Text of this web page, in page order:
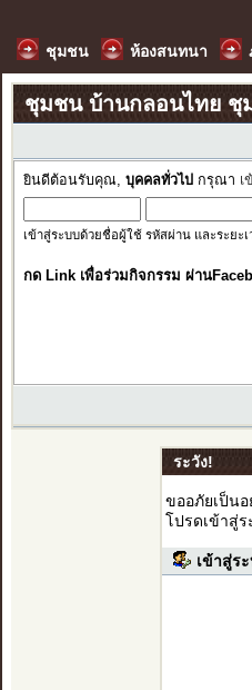
ชุมชน ห้องสนทนา
ชุมชน บ้านกลอนไทย ชุ
ยินดีต้อนรับคุณ, บุคคลทั่วไป กรุณา เ
เข้าสู่ระบบด้วยชื่อผู้ใช้ รหัสผ่าน และระยะ
กด Link เพื่อร่วมกิจกรรม ผ่าน
ระวัง!
ขออภัยเป็น
โปรดเข้าสู่
เข้าสู่ร